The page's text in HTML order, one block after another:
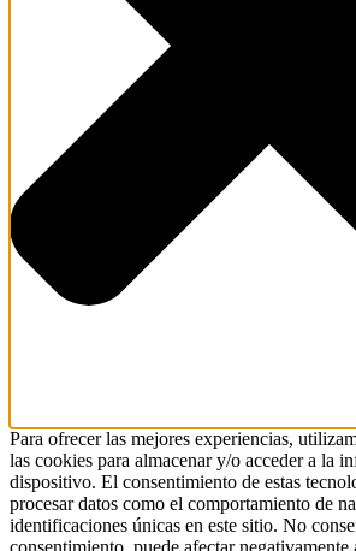
Para ofrecer las mejores experiencias,
las cookies para almacenar y/o acceder a la
dispositivo. El consentimiento de estas
procesar datos como el comportamiento de
identificaciones únicas en este sitio. No